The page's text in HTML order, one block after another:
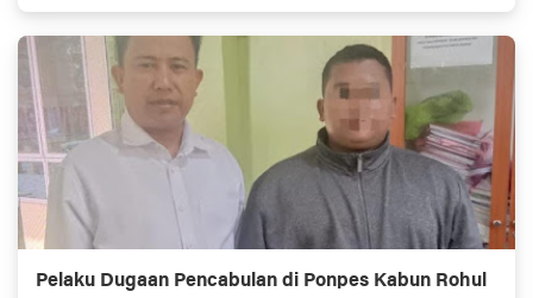
Pelaku Dugaan Pencabulan di Ponpes Kabun Rohul